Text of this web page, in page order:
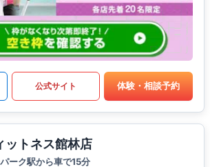
公式サイト 体験・相談予約
ットネス館林店
ーク駅から車で15分